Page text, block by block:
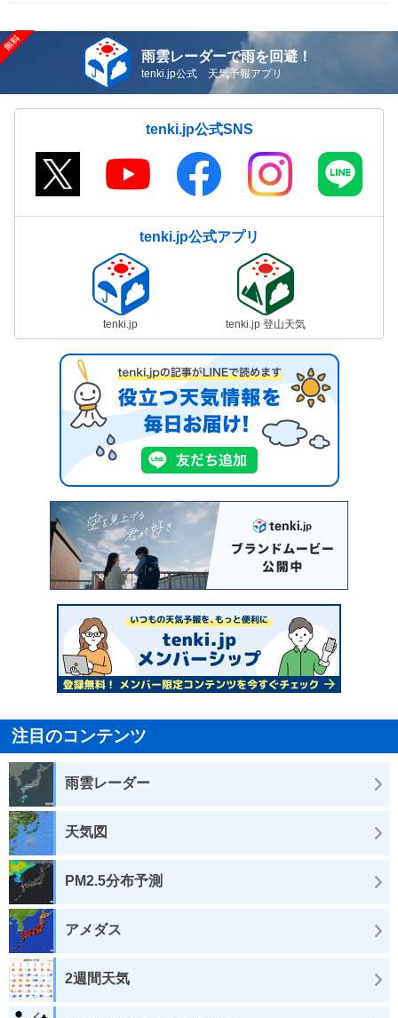
雨雲レーダーで雨を回避！
tenki.jp公式 天気予報アプリ
tenki.jp公式SNS
tenki.jp公式アプリ
tenki.jp tenki.jp 登山天気
注目のコンテンツ
雨雲レーダー
天気図
PM2.5分布予測
アメダス
2週間天気